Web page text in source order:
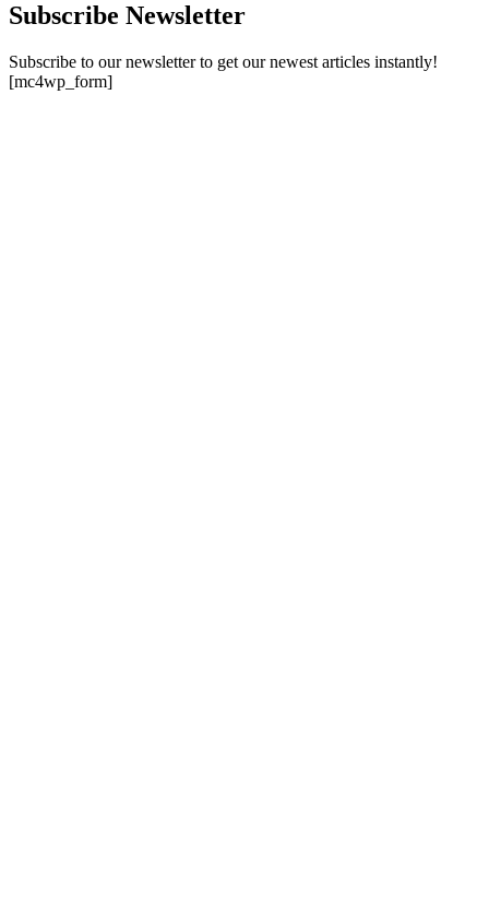
Subscribe Newsletter
Subscribe to our newsletter to get our newest articles instantly!
[mc4wp_form]